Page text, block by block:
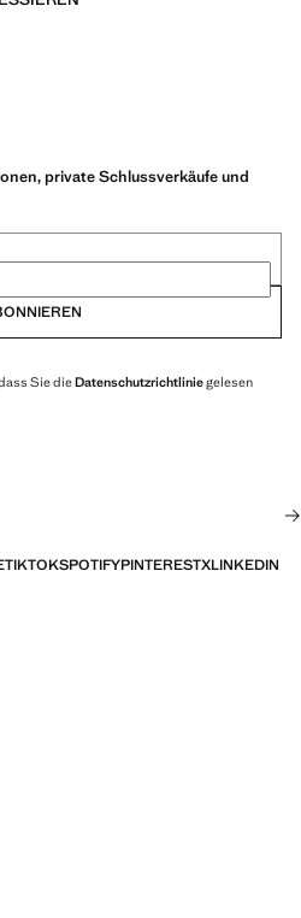
private Schlussverkäufe und
Sie dieDatenschutzrichtliniegelesen
TIKTOKSPOTIFYPINTERESTXLINKEDIN